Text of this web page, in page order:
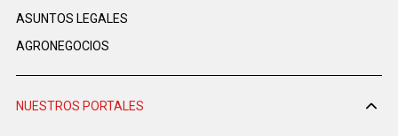
ASUNTOS LEGALES
AGRONEGOCIOS
NUESTROS PORTALES